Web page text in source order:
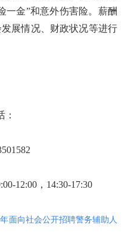
一金”和意外伤害险。薪酬
展情况、财政状况等进行
12:00，14:30-17:30
面向社会公开招聘警务辅助人